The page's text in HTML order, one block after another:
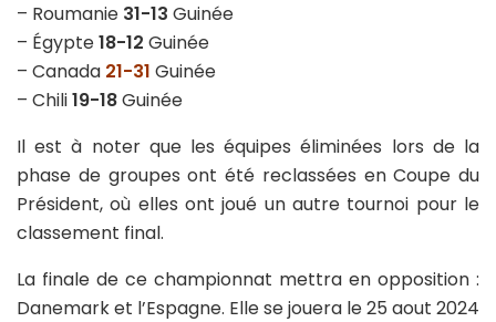
– Roumanie 31-13 Guinée
– Égypte18-12 Guinée
– Canada 21-31 Guinée
– Chili19-18Guinée
Il est à noter que les équipes éliminées lors de la
phase de groupes ont été reclassées en Coupe du
Président, où elles ont joué un autre tournoi pour le
classement final.
La finale de ce championnat mettra en opposition :
Danemark et l’Espagne. Elle se jouera le 25 aout 2024